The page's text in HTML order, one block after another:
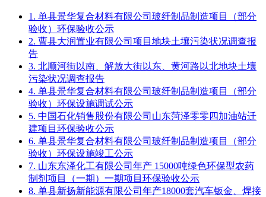
1. 单县景华复合材料有限公司玻纤制品制造项目（部分
验收）环保验收公示
2. 曹县大润置业有限公司项目地块土壤污染状况调查报
告
3. 北顺河街以南、解放大街以东、黄河路以北地块土壤
污染状况调查报告
4. 单县景华复合材料有限公司玻纤制品制造项目（部分
验收）环保设施调试公示
5. 中国石化销售股份有限公司山东菏泽零零四加油站迁
建项目环保验收公示
6. 单县景华复合材料有限公司玻纤制品制造项目（部分
验收）环保设施竣工公示
7. 山东东泽化工有限公司年产 15000吨绿色环保型农药
制剂项目（一期）一期项目环保验收公示
8. 单县新扬新能源有限公司年产18000套汽车钣金、焊接